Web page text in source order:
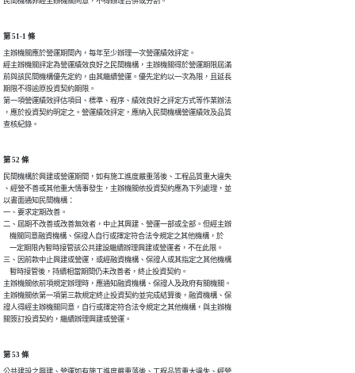
第 51-1 條
主辦機關應於營運期間內，每年至少辦理一次營運績效評定。
經主辦機關評定為營運績效良好之民間機構，主辦機關得於營運期限屆滿
前與該民間機構優先定約，由其繼續營運。優先定約以一次為限，且延長
期限不得逾原投資契約期限。
第一項營運績效評估項目、標準、程序、績效良好之評定方式等作業辦法
，應於投資契約明定之。營運績效評定，應納入民間機構營運績效及品質
查核紀錄。
第 52 條
民間機構於興建或營運期間，如有施工進度嚴重落後、工程品質重大違失
、經營不善或其他重大情事發生，主辦機關依投資契約應為下列處理，並
以書面通知民間機構：
一、要求定期改善。
二、屆期不改善或改善無效者，中止其興建、營運一部或全部。但經主辦
    機關同意融資機構、保證人自行或擇定符合法令規定之其他機構，於
    一定期限內暫時接管該公共建設繼續辦理興建或營運者，不在此限。
三、因前款中止興建或營運，或經融資機構、保證人或其指定之其他機構
    暫時接管後，持續相當期間仍未改善者，終止投資契約。
主辦機關依前項規定辦理時，應通知融資機構、保證人及政府有關機關。
主辦機關依第一項第三款規定終止投資契約並完成結算後，融資機構、保
證人得經主辦機關同意，自行或擇定符合法令規定之其他機構，與主辦機
關簽訂投資契約，繼續辦理興建或營運。
第 53 條
公共建設之興建、營運如有施工進度嚴重落後、工程品質重大違失、經營